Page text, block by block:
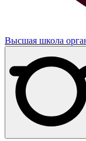
Высшая школа